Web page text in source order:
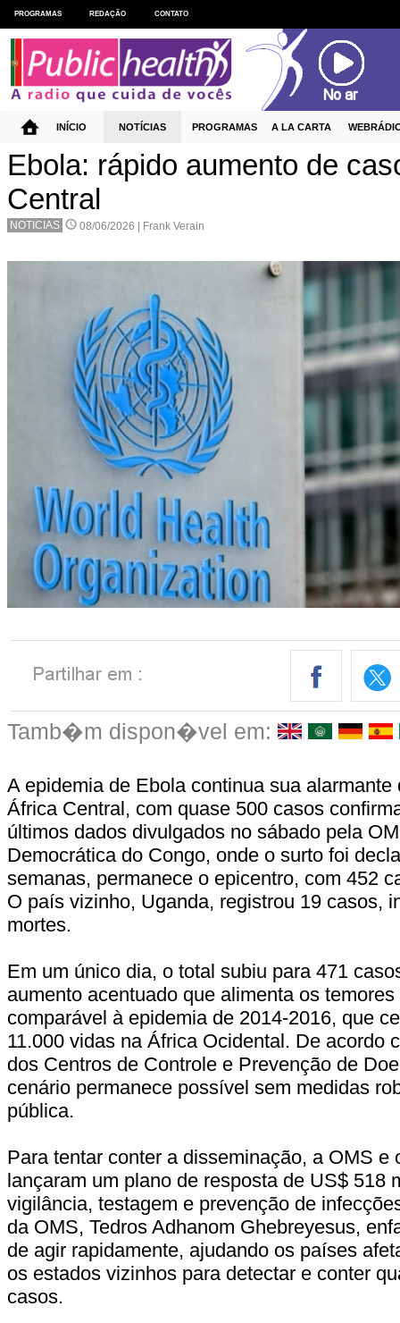
Ebola: rápido aumento de
Central
NOTICIAS 08/06/2026 | Frank Verain
Tamb�m dispon�vel em:
A epidemia de Ebola continua sua alarmante
África Central, com quase 500 casos
últimos dados divulgados no sábado pela
Democrática do Congo, onde o surto foi
semanas, permanece o epicentro, com 452
O país vizinho, Uganda, registrou 19 casos,
mortes.
Em um único dia, o total subiu para 471
aumento acentuado que alimenta os
comparável à epidemia de 2014-2016, que
11.000 vidas na África Ocidental. De acordo
dos Centros de Controle e Prevenção de
cenário permanece possível sem medidas
pública.
Para tentar conter a disseminação, a OMS e
lançaram um plano de resposta de US$ 518
vigilância, testagem e prevenção de
da OMS, Tedros Adhanom Ghebreyesus,
de agir rapidamente, ajudando os países
os estados vizinhos para detectar e conter
casos.
PROGRAMAS REDAÇÃO CONTATO
INÍCIO NOTÍCIAS PROGRAMAS A LA CARTA